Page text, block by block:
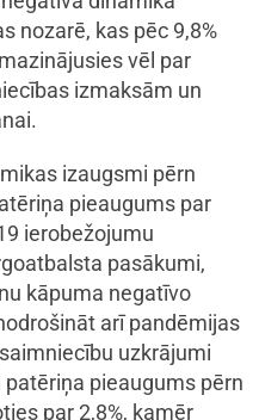
nozarē, kas pēc 9,8%
vēl par
izmaksām un
izaugsmi pērn
pieaugums par
ierobežojumu
pasākumi,
kāpuma negatīvo
arī pandēmijas
uzkrājumi
pieaugums pērn
par 2,8%, kamēr